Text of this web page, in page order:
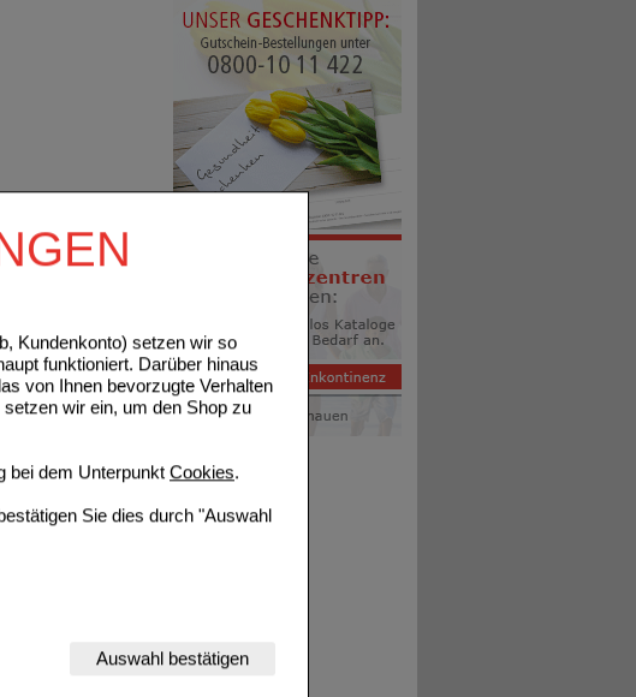
Kundenkonto) setzen wir so
funktioniert. Darüber hinaus
von Ihnen bevorzugte Verhalten
wir ein, um den Shop zu
bei dem Unterpunkt Cookies.
Sie dies durch "Auswahl
unserer Website
verzichtet werden kann.
Auswahl bestätigen